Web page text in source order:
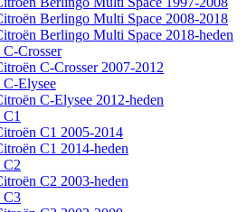
Berlingo Multi Space 2008-2018
Berlingo Multi Space 2018-heden
Crosser
C-Crosser 2007-2012
Elysee
C-Elysee 2012-heden
C1 2005-2014
C1 2014-heden
C2
C2 2003-heden
C3